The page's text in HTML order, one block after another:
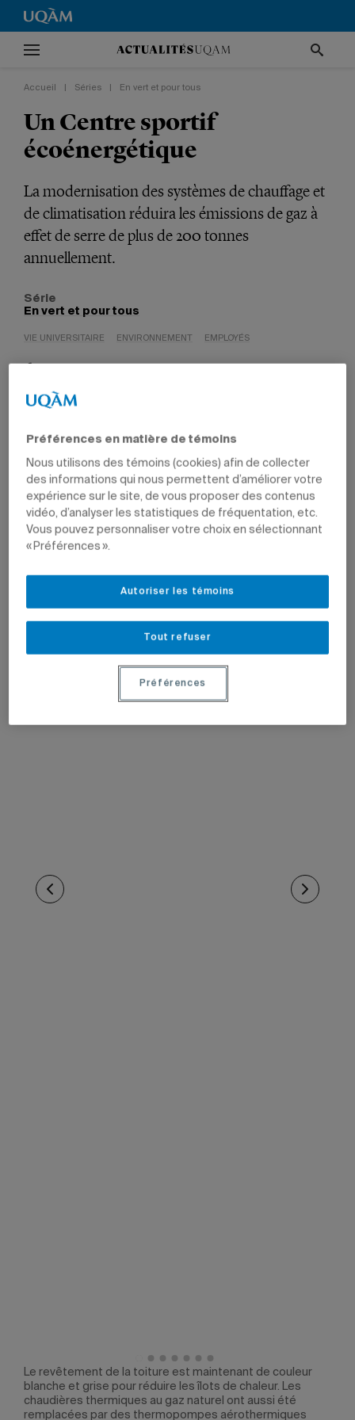
Accueil Séries En vert et pour tous
Un Centre sportif
écoénergétique
La modernisation des systèmes de chauffage et
de climatisation réduira les émissions de gaz à
effet de serre de plus de 200 tonnes
annuellement.
Série
En vert et pour tous
VIE UNIVERSITAIRE ENVIRONNEMENT EMPLOYÉS
Le revêtement de la toiture est maintenant de couleur
blanche et grise pour réduire les îlots de chaleur. Les
chaudières thermiques au gaz naturel ont aussi été
remplacées par des thermopompes aérothermiques
Préférences en matière de témoins
Nous utilisons des témoins (cookies) afin de collecter
des informations qui nous permettent d’améliorer votre
expérience sur le site, de vous proposer des contenus
vidéo, d’analyser les statistiques de fréquentation, etc.
Vous pouvez personnaliser votre choix en sélectionnant
« Préférences ».
Tout refuser
Autoriser les témoins
Préférences